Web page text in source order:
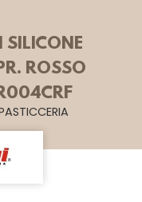
SILICONE
ROSSO